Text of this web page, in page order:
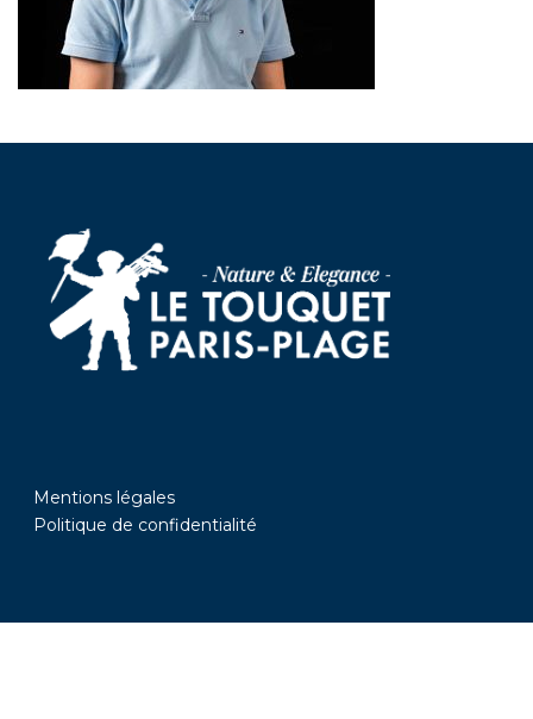
Mentions légales
Politique de confidentialité